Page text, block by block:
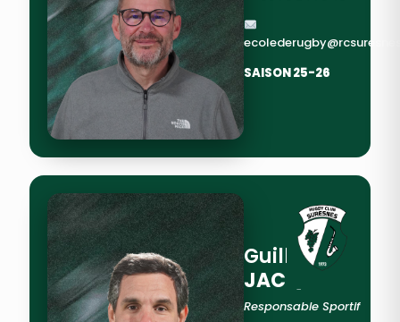
SAISON 25-26
Guillaume
JACQUET
Responsable Sportif